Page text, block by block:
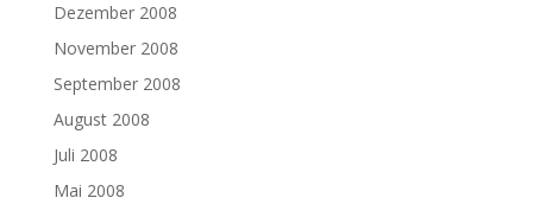
Dezember 2008
November 2008
September 2008
August 2008
Juli 2008
Mai 2008